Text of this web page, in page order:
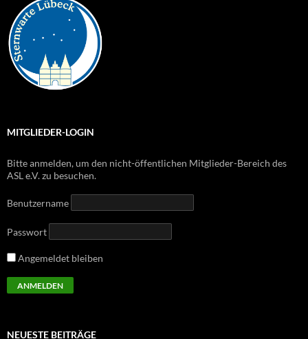
MITGLIEDER-LOGIN
Bitte anmelden, um den nicht-öffentlichen Mitglieder-Bereich des
ASL e.V. zu besuchen.
Benutzername
Passwort
Angemeldet bleiben
NEUESTE BEITRÄGE